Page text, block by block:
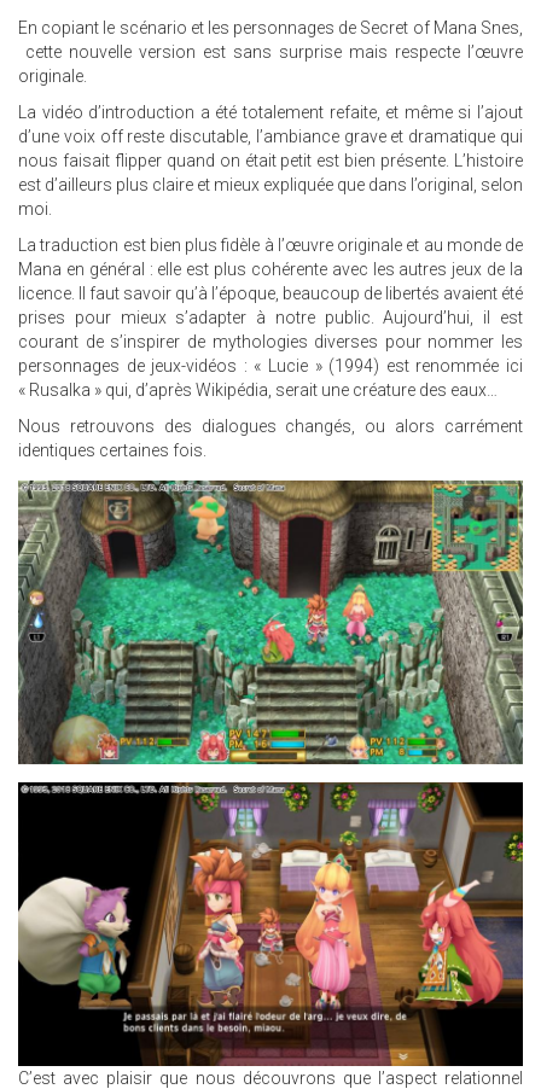
En copiant le scénario et les personnages de Secret of Mana Snes,
cette nouvelle version est sans surprise mais respecte l’œuvre
originale.
La vidéo d’introduction a été totalement refaite, et même si l’ajout
d’une voix off reste discutable, l’ambiance grave et dramatique qui
nous faisait flipper quand on était petit est bien présente. L’histoire
est d’ailleurs plus claire et mieux expliquée que dans l’original, selon
moi.
La traduction est bien plus fidèle à l’œuvre originale et au monde de
Mana en général : elle est plus cohérente avec les autres jeux de la
licence. Il faut savoir qu’à l’époque, beaucoup de libertés avaient été
prises pour mieux s’adapter à notre public. Aujourd’hui, il est
courant de s’inspirer de mythologies diverses pour nommer les
personnages de jeux-vidéos : « Lucie » (1994) est renommée ici
« Rusalka » qui, d’après Wikipédia, serait une créature des eaux…
Nous retrouvons des dialogues changés, ou alors carrément
identiques certaines fois.
26.JPG
25.JPG
C’est avec plaisir que nous découvrons que l’aspect relationnel